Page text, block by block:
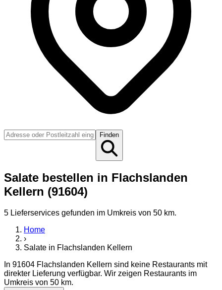
Finden
Salate bestellen in Flachslanden
Kellern (91604)
5 Lieferservices gefunden im Umkreis von 50 km.
Home
›
Salate in Flachslanden Kellern
In 91604 Flachslanden Kellern sind keine Restaurants mit
direkter Lieferung verfügbar. Wir zeigen Restaurants im
Umkreis von 50 km.